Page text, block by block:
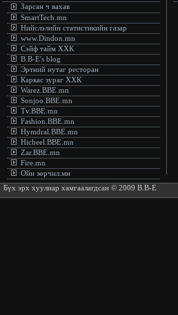
Зарсан ч яахав
SmartTech.mn
Нийслэлийн статистикийн газар
www.Dindon.mn
Сэйф тайм ХХК
B.B-E's blog
Эртний нутаг ресторан
Каркас зураг ХХК
Warez.BBE.mn
Sonjoo.BBE.mn
Tv.BBE.mn
Fashion.BBE.mn
Hymdral.BBE.mn
Hicheel.BBE.mn
Zar.BBE.mn
Fire.mn
Ойн зөрчил.мн
Бүх эрх хуулиар хамгаалагдсан © 2009 B.B-E